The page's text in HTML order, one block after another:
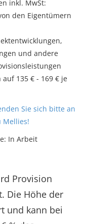
inkl. MwSt:
den Eigentümern
und andere
135 € - 169 € je
Sie sich bitte an
Mellies!
In Arbeit
Provision
Die Höhe der
und kann bei